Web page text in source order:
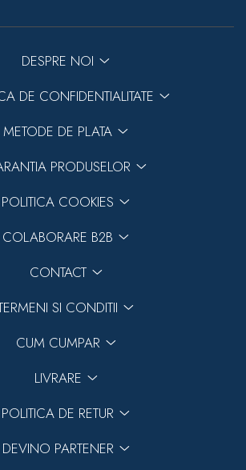
DESPRE NOI
DE CONFIDENTIALITATE
METODE DE PLATA
PRODUSELOR
POLITICA COOKIES
COLABORARE B2B
CONTACT
SI CONDITII
CUM CUMPAR
LIVRARE
POLITICA DE RETUR
DEVINO PARTENER